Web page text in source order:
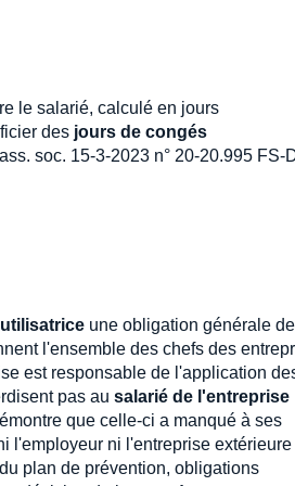
le salarié, calculé en jours
des jours de congés
soc. 15-3-2023 n° 20-20.995 FS-
une obligation générale de
l'ensemble des chefs des
est responsable de l'application
pas au salarié de l'entreprise
que celle-ci a manqué à ses
l'employeur ni l'entreprise extérieure
plan de prévention, obligations